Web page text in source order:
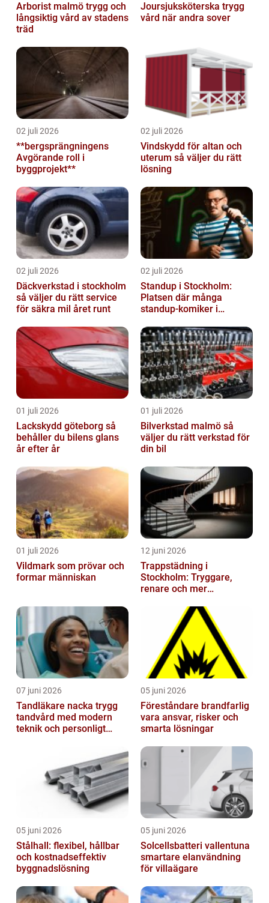
Arborist malmö trygg och
långsiktig vård av stadens
träd
Joursjuksköterska trygg
vård när andra sover
02 juli 2026
**bergsprängningens
Avgörande roll i
byggprojekt**
02 juli 2026
Vindskydd för altan och
uterum så väljer du rätt
lösning
02 juli 2026
Däckverkstad i stockholm
så väljer du rätt service
för säkra mil året runt
02 juli 2026
Standup i Stockholm:
Platsen där många
standup-komiker i
01 juli 2026
Lackskydd göteborg så
behåller du bilens glans
år efter år
01 juli 2026
Bilverkstad malmö så
väljer du rätt verkstad för
din bil
01 juli 2026
Vildmark som prövar och
formar människan
12 juni 2026
Trappstädning i
Stockholm: Tryggare,
renare och mer
07 juni 2026
Tandläkare nacka trygg
tandvård med modern
teknik och personligt
05 juni 2026
Föreståndare brandfarlig
vara ansvar, risker och
smarta lösningar
05 juni 2026
Stålhall: flexibel, hållbar
och kostnadseffektiv
byggnadslösning
05 juni 2026
Solcellsbatteri vallentuna
smartare elanvändning
för villaägare